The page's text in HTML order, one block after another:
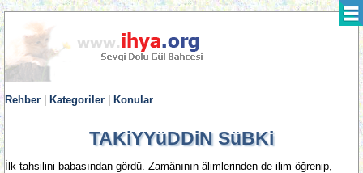
Rehber Kategoriler Konular
TAKiYYüDDiN SüBKi
İlk tahsilini babasından gördü. Zamânının âlimlerinden de ilim öğrenip,